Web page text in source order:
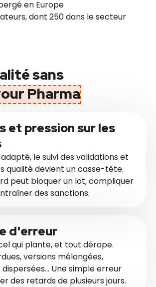
en Europe
dont 250 dans le secteur
sans
Pharma
et pression sur les
le suivi des validations et
qualité devient un casse-tête.
peut bloquer un lot, compliquer
des sanctions.
d'erreur
qui plante, et tout dérape.
versions mélangées,
Une simple erreur
des retards de plusieurs jours.